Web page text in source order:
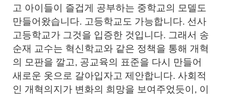
고 아이들이 즐겁게 공부하는 중학교의 모델도
만들어왔습니다. 고등학교도 가능합니다. 선사
고등학교가 그것을 입증한 것입니다. 그래서 송
순재 교수는 혁신학교와 같은 정책을 통해 개혁
의 모판을 깔고, 공교육의 표준을 다시 만들어
새로운 옷으로 갈아입자고 제안합니다. 사회적
인 개혁의지가 변화의 희망을 보여주었듯이, 이